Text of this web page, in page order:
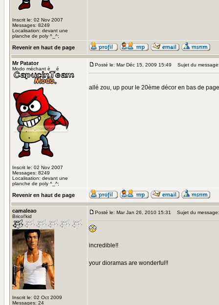
Inscrit le: 02 Nov 2007
Messages: 8249
Localisation: devant une
planche de poly ^_^;
Revenir en haut de page
Mr Patator
Modo méchant è__é
Inscrit le: 02 Nov 2007
Messages: 8249
Localisation: devant une
planche de poly ^_^;
Posté le: Mar Déc 15, 2009 15:49 Sujet du message:
allé zou, up pour le 20ème décor en bas de
Revenir en haut de page
camaleao
Bricol'kid
Inscrit le: 02 Oct 2009
Messages: 24
Posté le: Mar Jan 26, 2010 15:31 Sujet du message:
incredible!!
your dioramas are wonderful!!